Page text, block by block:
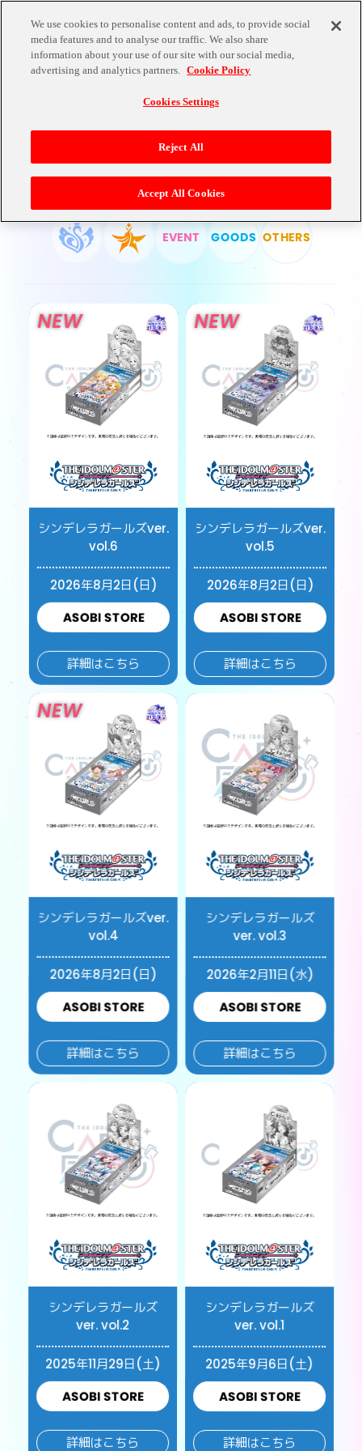
PRODUCTS
EVENT GOODS OTHERS
シンデレラガールズver.
vol.6
2026年8月2日(日)
ASOBI STORE
詳細はこちら
シンデレラガールズver.
vol.5
2026年8月2日(日)
ASOBI STORE
詳細はこちら
シンデレラガールズver.
vol.4
2026年8月2日(日)
ASOBI STORE
詳細はこちら
シンデレラガールズ
ver. vol.3
2026年2月11日(水)
ASOBI STORE
詳細はこちら
シンデレラガールズ
ver. vol.2
2025年11月29日(土)
ASOBI STORE
詳細はこちら
シンデレラガールズ
ver. vol.1
2025年9月6日(土)
ASOBI STORE
詳細はこちら
We use cookies to personalise content and ads, to provide social
media features and to analyse our traffic. We also share
information about your use of our site with our social media,
advertising and analytics partners. Cookie Policy
Cookies Settings
Reject All
Accept All Cookies